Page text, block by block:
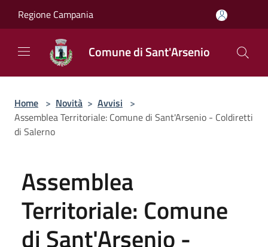
Regione Campania
Comune di Sant'Arsenio
Home > Novità > Avvisi >
Assemblea Territoriale: Comune di Sant'Arsenio - Coldiretti
di Salerno
Assemblea
Territoriale: Comune
di Sant'Arsenio -